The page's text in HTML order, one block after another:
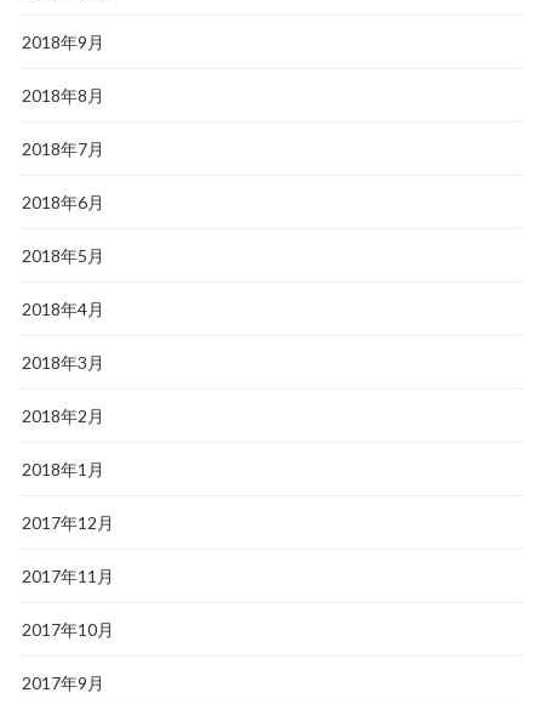
2018年9月
2018年8月
2018年7月
2018年6月
2018年5月
2018年4月
2018年3月
2018年2月
2018年1月
2017年12月
2017年11月
2017年10月
2017年9月